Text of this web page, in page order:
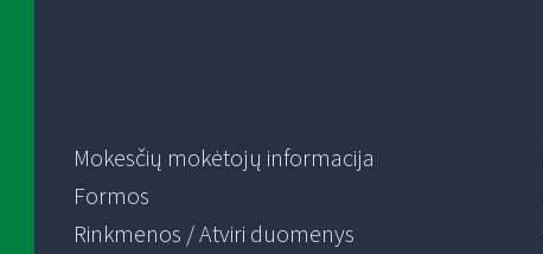
Mokesčių mokėtojų informacija
Formos
Rinkmenos / Atviri duomenys